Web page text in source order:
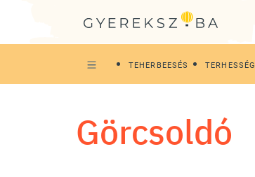
TEHERBEESÉS TERHESSÉG
görcsoldó